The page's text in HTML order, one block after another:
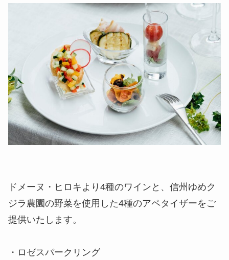
ドメーヌ・ヒロキより4種のワインと、信州ゆめク
ジラ農園の野菜を使用した4種のアペタイザーをご
提供いたします。
・ロゼスパークリング